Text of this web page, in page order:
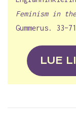
Feminism in
Gummerus. 33–71
LUE